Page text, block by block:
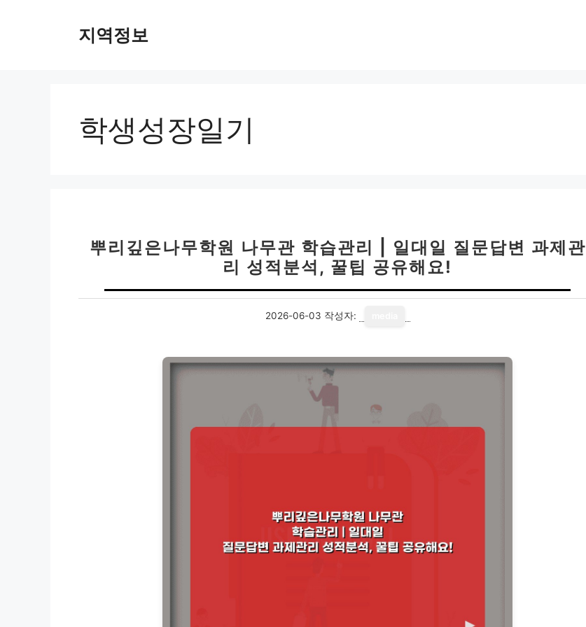
지역정보
학생성장일기
뿌리깊은나무학원 나무관 학습관리 | 일대일 질문답변 과제관
리 성적분석, 꿀팁 공유해요!
2026-06-03 작성자: